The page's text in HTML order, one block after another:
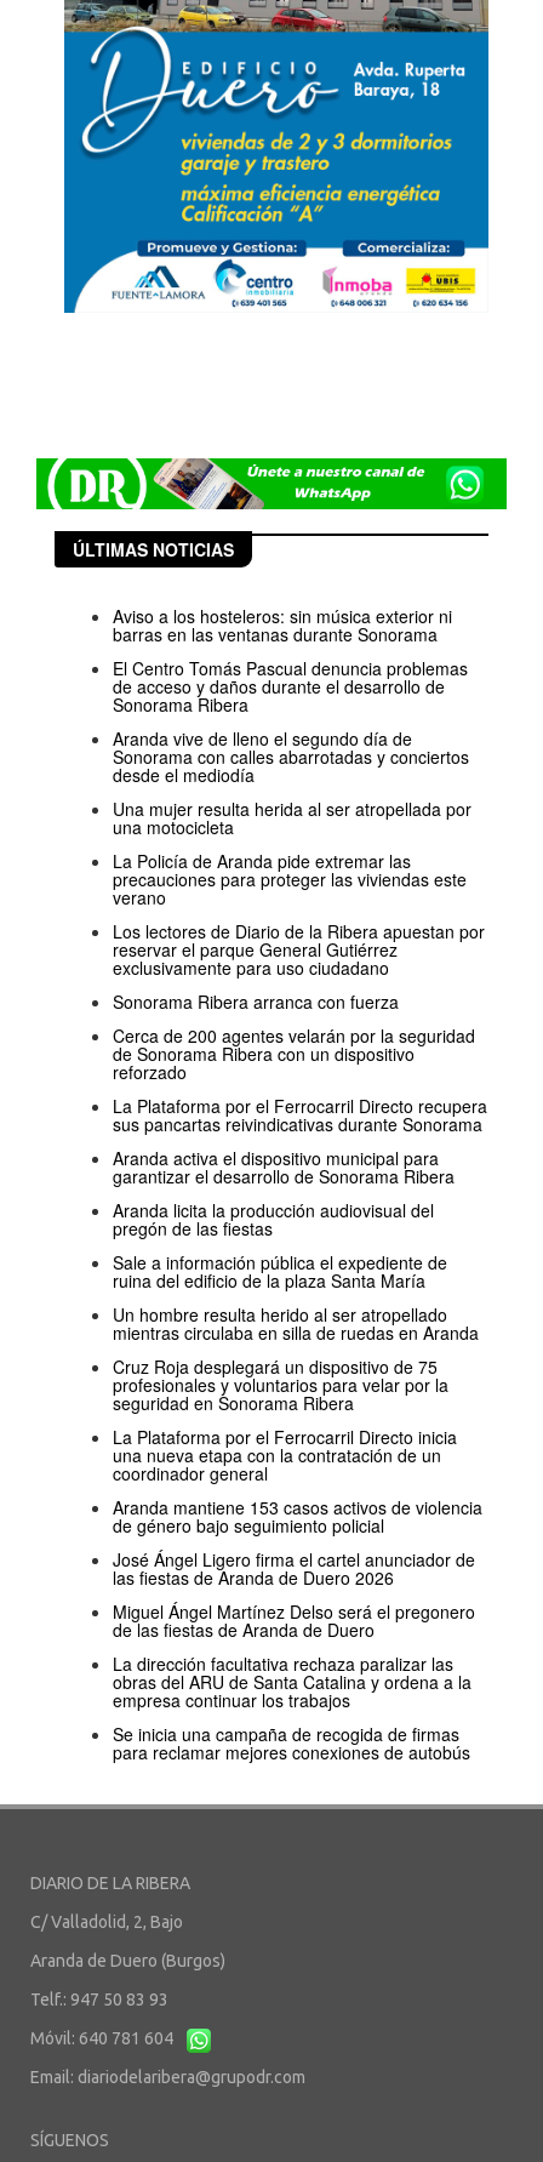
ÚLTIMAS NOTICIAS
Aviso a los hosteleros: sin música exterior ni
barras en las ventanas durante Sonorama
El Centro Tomás Pascual denuncia problemas
de acceso y daños durante el desarrollo de
Sonorama Ribera
Aranda vive de lleno el segundo día de
Sonorama con calles abarrotadas y conciertos
desde el mediodía
Una mujer resulta herida al ser atropellada por
una motocicleta
La Policía de Aranda pide extremar las
precauciones para proteger las viviendas este
verano
Los lectores de Diario de la Ribera apuestan por
reservar el parque General Gutiérrez
exclusivamente para uso ciudadano
Sonorama Ribera arranca con fuerza
Cerca de 200 agentes velarán por la seguridad
de Sonorama Ribera con un dispositivo
reforzado
La Plataforma por el Ferrocarril Directo recupera
sus pancartas reivindicativas durante Sonorama
Aranda activa el dispositivo municipal para
garantizar el desarrollo de Sonorama Ribera
Aranda licita la producción audiovisual del
pregón de las fiestas
Sale a información pública el expediente de
ruina del edificio de la plaza Santa María
Un hombre resulta herido al ser atropellado
mientras circulaba en silla de ruedas en Aranda
Cruz Roja desplegará un dispositivo de 75
profesionales y voluntarios para velar por la
seguridad en Sonorama Ribera
La Plataforma por el Ferrocarril Directo inicia
una nueva etapa con la contratación de un
coordinador general
Aranda mantiene 153 casos activos de violencia
de género bajo seguimiento policial
José Ángel Ligero firma el cartel anunciador de
las fiestas de Aranda de Duero 2026
Miguel Ángel Martínez Delso será el pregonero
de las fiestas de Aranda de Duero
La dirección facultativa rechaza paralizar las
obras del ARU de Santa Catalina y ordena a la
empresa continuar los trabajos
Se inicia una campaña de recogida de firmas
para reclamar mejores conexiones de autobús
DIARIO DE LA RIBERA
C/ Valladolid, 2, Bajo
Aranda de Duero (Burgos)
Telf.: 947 50 83 93
Móvil: 640 781 604
Email: diariodelaribera@grupodr.com
SÍGUENOS